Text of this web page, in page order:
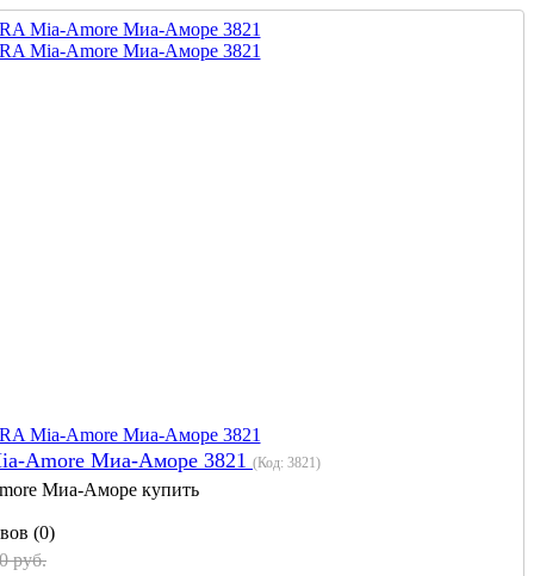
Amore Миа-Аморе 3821 (Код: 3821)
Миа-Аморе купить
(0)
руб.